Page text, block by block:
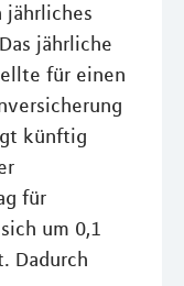
jährliches
jährliche
für einen
künftig
für
um 0,1
Dadurch